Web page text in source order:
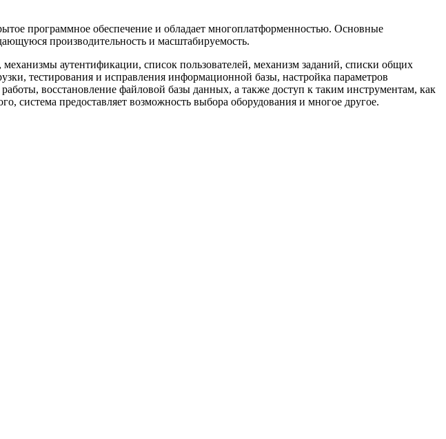
программное обеспечение и обладает многоплатформенностью. Основные
производительность и масштабируемость.
аутентификации, список пользователей, механизм заданий, списки общих
тестирования и исправления информационной базы, настройка параметров
восстановление файловой базы данных, а также доступ к таким инструментам, как
система предоставляет возможность выбора оборудования и многое другое.